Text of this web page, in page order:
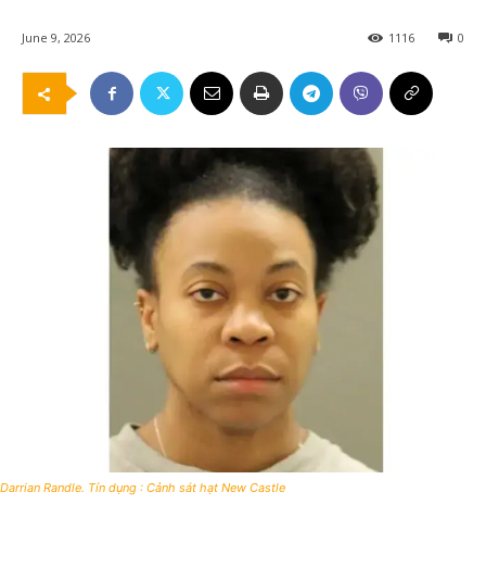
June 9, 2026 0
1116
Darrian Randle. Tín dụng : Cảnh sát hạt New Castle